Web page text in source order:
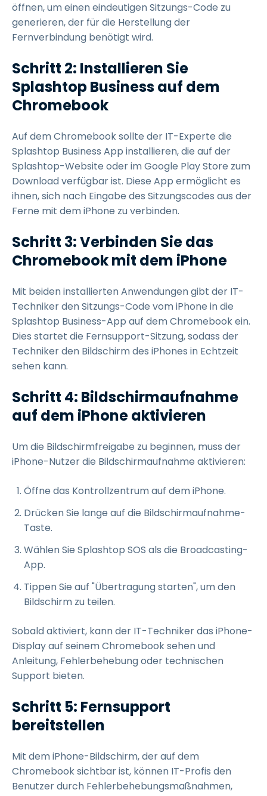
öffnen, um einen eindeutigen Sitzungs-Code zu
generieren, der für die Herstellung der
Fernverbindung benötigt wird.
Schritt 2: Installieren Sie
Splashtop Business auf dem
Chromebook
Auf dem Chromebook sollte der IT-Experte die
Splashtop Business App installieren, die auf der
Splashtop-Website oder im Google Play Store zum
Download verfügbar ist. Diese App ermöglicht es
ihnen, sich nach Eingabe des Sitzungscodes aus der
Ferne mit dem iPhone zu verbinden.
Schritt 3: Verbinden Sie das
Chromebook mit dem iPhone
Mit beiden installierten Anwendungen gibt der IT-
Techniker den Sitzungs-Code vom iPhone in die
Splashtop Business-App auf dem Chromebook ein.
Dies startet die Fernsupport-Sitzung, sodass der
Techniker den Bildschirm des iPhones in Echtzeit
sehen kann.
Schritt 4: Bildschirmaufnahme
auf dem iPhone aktivieren
Um die Bildschirmfreigabe zu beginnen, muss der
iPhone-Nutzer die Bildschirmaufnahme aktivieren:
Öffne das Kontrollzentrum auf dem iPhone.
Drücken Sie lange auf die Bildschirmaufnahme-
Taste.
Wählen Sie Splashtop SOS als die Broadcasting-
App.
Tippen Sie auf "Übertragung starten", um den
Bildschirm zu teilen.
Sobald aktiviert, kann der IT-Techniker das iPhone-
Display auf seinem Chromebook sehen und
Anleitung, Fehlerbehebung oder technischen
Support bieten.
Schritt 5: Fernsupport
bereitstellen
Mit dem iPhone-Bildschirm, der auf dem
Chromebook sichtbar ist, können IT-Profis den
Benutzer durch Fehlerbehebungsmaßnahmen,